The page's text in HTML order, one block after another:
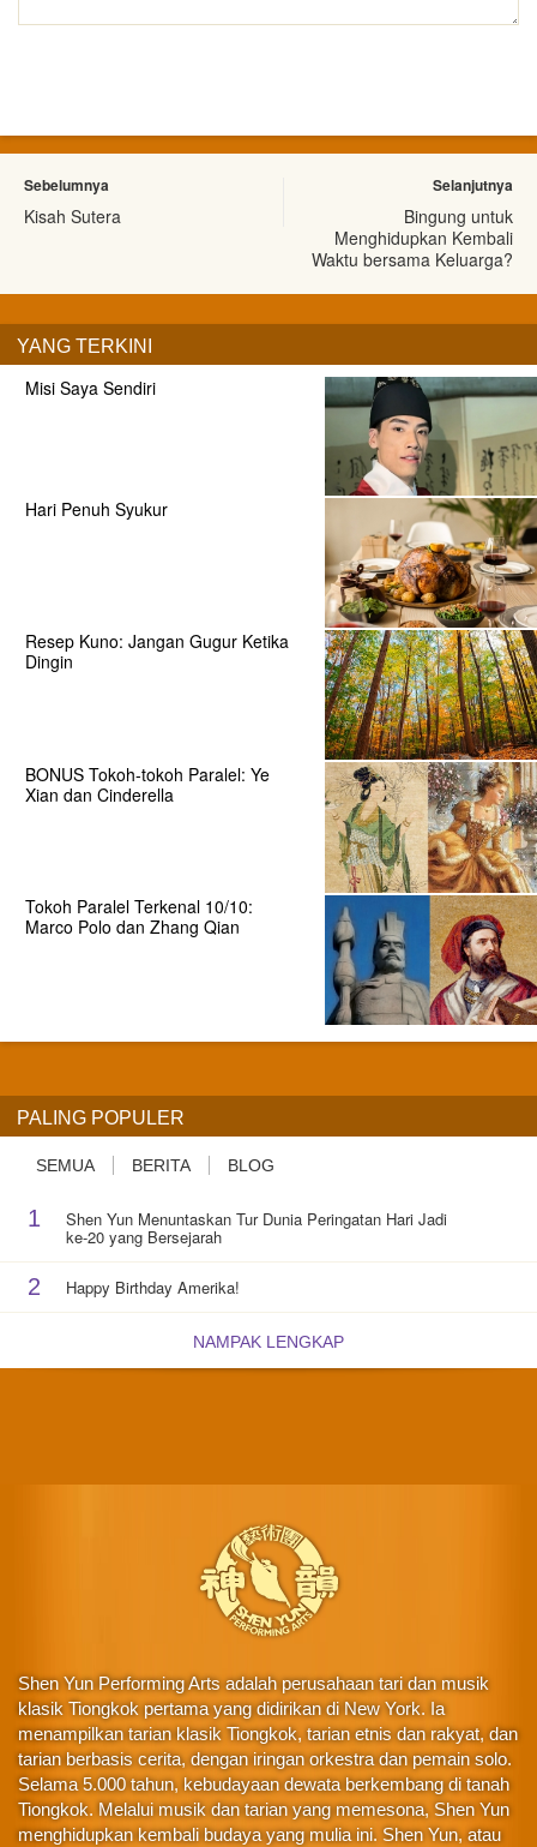
Sebelumnya
Kisah Sutera
Selanjutnya
Bingung untuk
Menghidupkan Kembali
Waktu bersama Keluarga?
YANG TERKINI
Misi Saya Sendiri
Hari Penuh Syukur
Resep Kuno: Jangan Gugur Ketika
Dingin
BONUS Tokoh-tokoh Paralel: Ye
Xian dan Cinderella
Tokoh Paralel Terkenal 10/10:
Marco Polo dan Zhang Qian
PALING POPULER
SEMUA BERITA BLOG
1 Shen Yun Menuntaskan Tur Dunia Peringatan Hari Jadi
ke-20 yang Bersejarah
2 Happy Birthday Amerika!
NAMPAK LENGKAP
Shen Yun Performing Arts adalah perusahaan tari dan musik
klasik Tiongkok pertama yang didirikan di New York. Ia
menampilkan tarian klasik Tiongkok, tarian etnis dan rakyat, dan
tarian berbasis cerita, dengan iringan orkestra dan pemain solo.
Selama 5.000 tahun, kebudayaan dewata berkembang di tanah
Tiongkok. Melalui musik dan tarian yang memesona, Shen Yun
menghidupkan kembali budaya yang mulia ini. Shen Yun, atau